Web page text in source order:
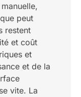
peut
restent
et coût
et
et de la
vite. La